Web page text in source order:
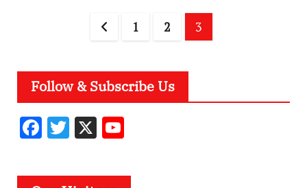
1 2 3
Follow & Subscribe Us
F
e
T
it
X Y
u